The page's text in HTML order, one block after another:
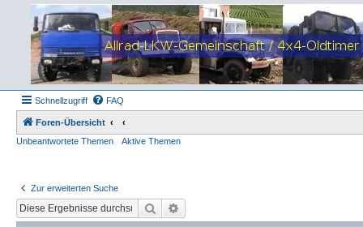
Schnellzugriff FAQ
Foren-Übersicht
Unbeantwortete Themen
Aktive Themen
Zur erweiterten Suche
Suche